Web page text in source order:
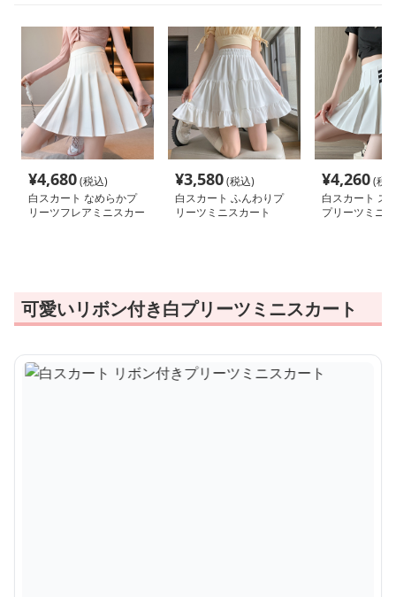
¥4,680(税込)
白スカート なめらかプ
リーツフレアミニスカー
¥3,580(税込)
白スカート ふんわりプ
リーツミニスカート
¥4,260(税
白スカート ス
プリーツミニ
可愛いリボン付き白プリーツミニスカート